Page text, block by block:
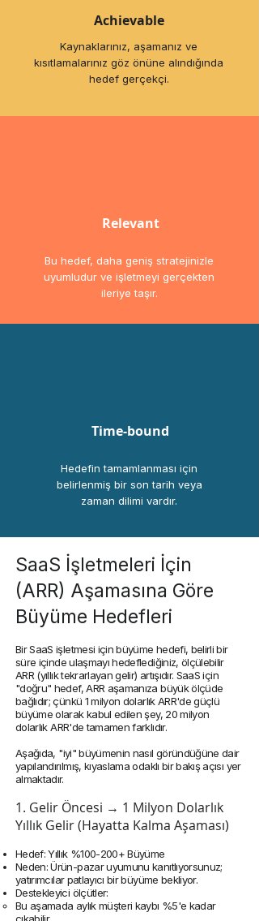
Achievable
Kaynaklarınız, aşamanız ve
kısıtlamalarınız göz önüne alındığında
hedef gerçekçi.
Relevant
Bu hedef, daha geniş stratejinizle
uyumludur ve işletmeyi gerçekten
ileriye taşır.
Time-bound
Hedefin tamamlanması için
belirlenmiş bir son tarih veya
zaman dilimi vardır.
SaaS İşletmeleri İçin
(ARR) Aşamasına Göre
Büyüme Hedefleri
Bir SaaS işletmesi için büyüme hedefi, belirli bir
süre içinde ulaşmayı hedeflediğiniz, ölçülebilir
ARR (yıllık tekrarlayan gelir) artışıdır. SaaS için
"doğru" hedef, ARR aşamanıza büyük ölçüde
bağlıdır; çünkü 1 milyon dolarlık ARR'de güçlü
büyüme olarak kabul edilen şey, 20 milyon
dolarlık ARR'de tamamen farklıdır.
Aşağıda, "iyi" büyümenin nasıl göründüğüne dair
yapılandırılmış, kıyaslama odaklı bir bakış açısı yer
almaktadır.
1. Gelir Öncesi → 1 Milyon Dolarlık
Yıllık Gelir (Hayatta Kalma Aşaması)
Hedef: Yıllık %100-200+ Büyüme
Neden: Ürün-pazar uyumunu kanıtlıyorsunuz;
yatırımcılar patlayıcı bir büyüme bekliyor.
Destekleyici ölçütler:
Bu aşamada aylık müşteri kaybı %5'e kadar